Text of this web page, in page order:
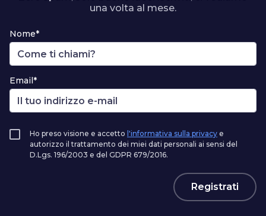
una volta al mese.
Nome*
Email*
Ho preso visione e accetto l'informativa sulla privacy e
autorizzo il trattamento dei miei dati personali ai sensi del
D.Lgs. 196/2003 e del GDPR 679/2016.
Registrati